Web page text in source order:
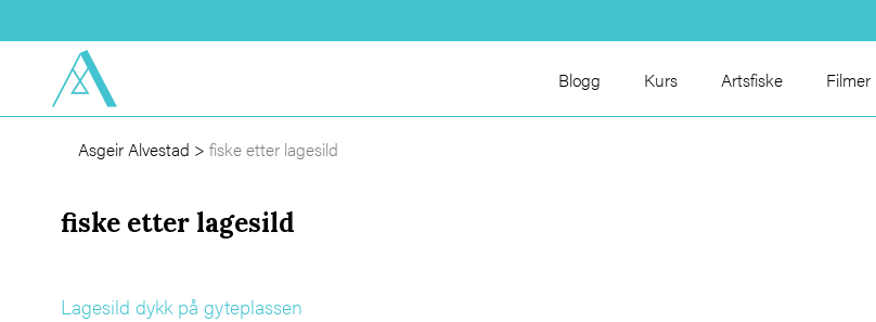
Blogg Kurs Artsfiske Filmer
Asgeir Alvestad > fiske etter lagesild
fiske etter lagesild
Lagesild dykk på gyteplassen